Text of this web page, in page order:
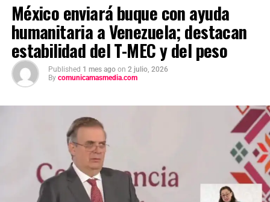
México enviará buque con ayuda
humanitaria a Venezuela; destacan
estabilidad del T-MEC y del peso
Published 1 mes ago on 2 julio, 2026
By comunicamasmedia.com